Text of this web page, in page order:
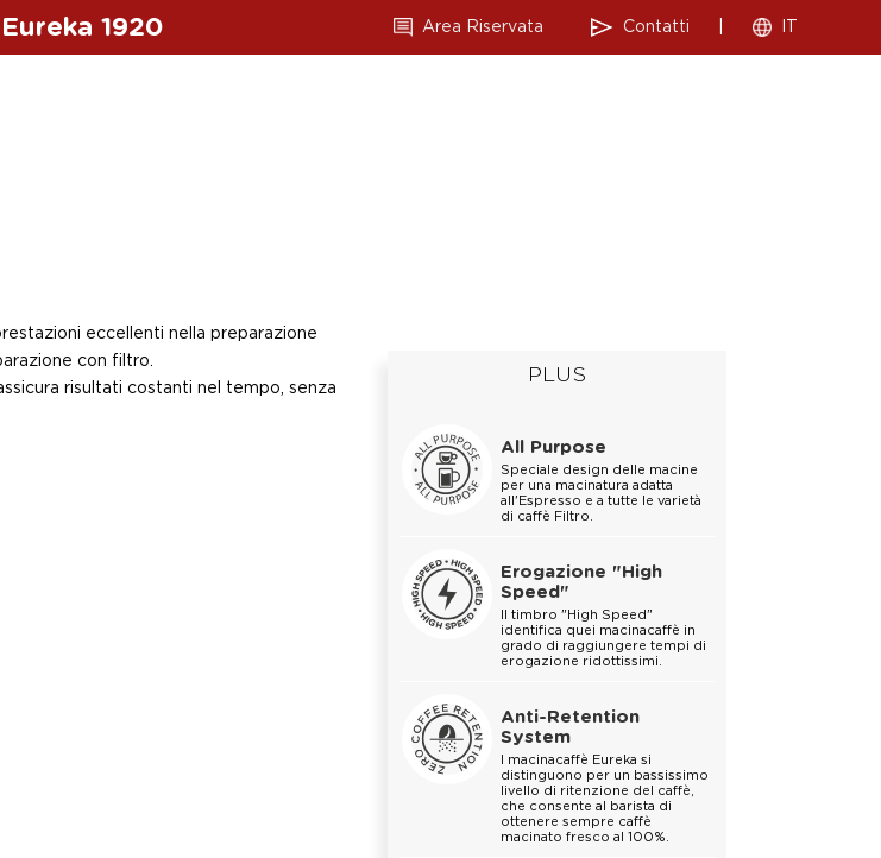
Eureka 1920 Area Riservata Contatti
eccellenti nella preparazione
con filtro.
risultati costanti nel tempo, senza
PLUS
All Purpose
Speciale design delle macine
per una macinatura adatta
all'Espresso e a tutte le varietà
di caffè Filtro.
Erogazione "High
Speed"
Il timbro "High Speed"
identifica quei macinacaffè in
grado di raggiungere tempi di
erogazione ridottissimi.
Anti-Retention
System
I macinacaffè Eureka si
distinguono per un bassissimo
livello di ritenzione del caffè,
che consente al barista di
ottenere sempre caffè
macinato fresco al 100%.